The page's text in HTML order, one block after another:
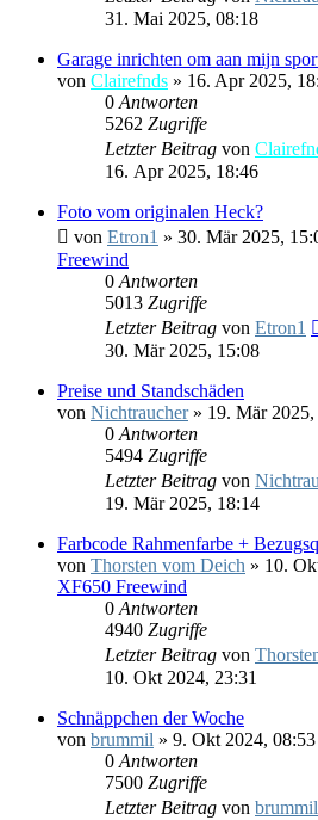
31. Mai 2025, 08:18
Garage inrichten om aan mijn
von Clairefnds » 16. Apr 2025,
0 Antworten
5262 Zugriffe
Letzter Beitrag von
16. Apr 2025, 18:46
Foto vom originalen Heck?
von Etron1 » 30. Mär 2025,
Freewind
0 Antworten
5013 Zugriffe
Letzter Beitrag von Etron1
30. Mär 2025, 15:08
Preise und Standschäden
von Nichtraucher» 19. Mär
0 Antworten
5494 Zugriffe
Letzter Beitrag von
19. Mär 2025, 18:14
Farbcode Rahmenfarbe +
von Thorsten vom Deich » 10.
XF650 Freewind
0 Antworten
4940 Zugriffe
Letzter Beitrag von
10. Okt 2024, 23:31
Schnäppchen der Woche
von brummil » 9. Okt 2024, 08:53
0 Antworten
7500 Zugriffe
Letzter Beitrag von brummil